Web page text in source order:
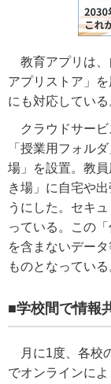
教育アプリは
アプリストア」
にも対応している
クラウドサービ
「授業用フォル
場」を設置。教
き場」に自宅や
うにした。セキ
っている。この
を含まないデー
ものとなっている
■学校間で情報
月に1度、各校
でオンラインに